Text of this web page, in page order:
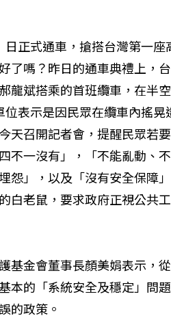
日正式通車，搶搭台灣第一座
了嗎？昨日的通車典禮上，
龍斌搭乘的首班纜車，在半
位表示是因民眾在纜車內搖晃
天召開記者會，提醒民眾若
不一沒有」，「不能亂動、
怨」，以及「沒有安全保障
白老鼠，要求政府正視公共
基金會董事長顏美娟表示，
本的「系統安全及穩定」問
的政策。